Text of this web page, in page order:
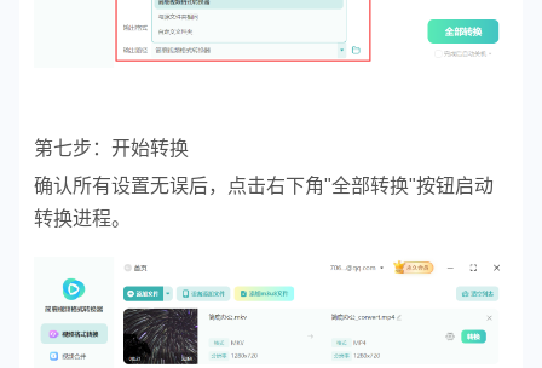
第七步：开始转换
确认所有设置无误后，点击右下角"全部转换"按钮启动
转换进程。